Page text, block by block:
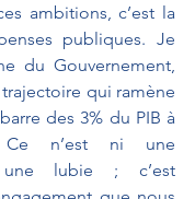
ambitions, c’est la
publiques. Je
du Gouvernement,
qui ramène
des 3% du PIB à
Ce n’est ni une
lubie ; c’est